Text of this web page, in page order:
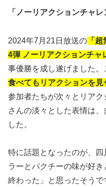
「ノーリアクションチャ
2024年7月21日放送の 「
4弾 ノーリアクションチャ
事優勝を成し遂げました。
食べてもリアクションを見
参加者たちが次々とリア
さんの淡々とした表情は
した。
特に話題となったのが、
ラーとパクチーの味が好
終わった」と思ったそう